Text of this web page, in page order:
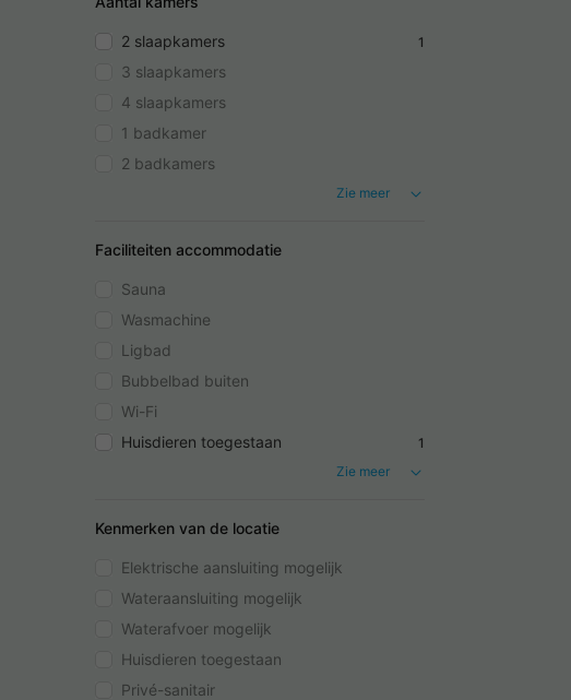
2 slaapkamers 1
3 slaapkamers
4 slaapkamers
1 badkamer
2 badkamers
Zie meer
Faciliteiten accommodatie
Sauna
Wasmachine
Ligbad
Bubbelbad buiten
Wi-Fi
Huisdieren toegestaan
1
Zie meer
Kenmerken van de locatie
Elektrische aansluiting mogelijk
Wateraansluiting mogelijk
Waterafvoer mogelijk
Huisdieren toegestaan
Privé-sanitair